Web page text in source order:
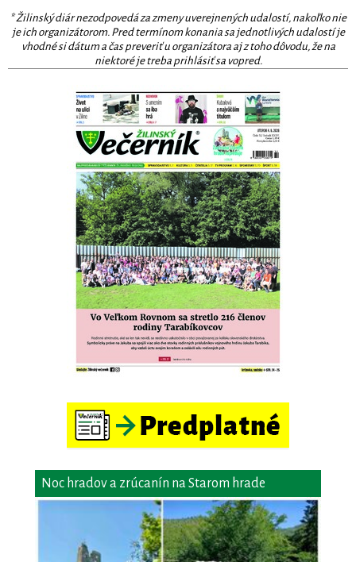
* Žilinský diár nezodpovedá za zmeny uverejnených udalostí, nakoľko nie
je ich organizátorom. Pred termínom konania sa jednotlivých udalostí je
vhodné si dátum a čas preveriť u organizátora aj z toho dôvodu, že na
niektoré je treba prihlásiť sa vopred.
Noc hradov a zrúcanín na Starom hrade